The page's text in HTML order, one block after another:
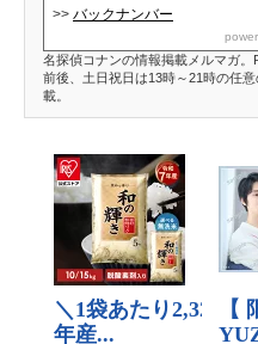
>> バックナンバー
名探偵コナンの情報掲載メルマガ
前後、土日祝日は13時～21時の任
載。